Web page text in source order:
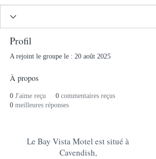
Profil
A rejoint le groupe le : 20 août 2025
À propos
0 J'aime reçu 0 commentaires reçus
0 meilleures réponses
Le Bay Vista Motel est situé à
Cavendish,